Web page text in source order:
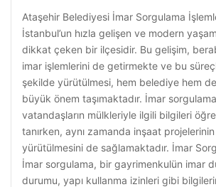
Ataşehir Belediyesi İmar Sorgulama
İstanbul’un hızla gelişen ve modern
dikkat çeken bir ilçesidir. Bu gelişim,
imar işlemlerini de getirmekte ve bu
şekilde yürütülmesi, hem belediye hem
büyük önem taşımaktadır. İmar
vatandaşların mülkleriyle ilgili bilgileri
tanırken, aynı zamanda inşaat
yürütülmesini de sağlamaktadır. İmar
İmar sorgulama, bir gayrimenkulün imar
durumu, yapı kullanma izinleri gibi